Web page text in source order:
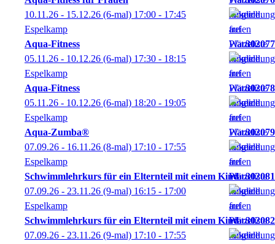
10.11.26 - 15.12.26 (6-mal) 17:00 - 17:45
Espelkamp
Aqua-Fitness
302077
05.11.26 - 10.12.26 (6-mal) 17:30 - 18:15
Espelkamp
Aqua-Fitness
302078
05.11.26 - 10.12.26 (6-mal) 18:20 - 19:05
Espelkamp
Aqua-Zumba®
302079
07.09.26 - 16.11.26 (8-mal) 17:10 - 17:55
Espelkamp
Schwimmlehrkurs für ein Elternteil mit einem Kind
302081
07.09.26 - 23.11.26 (9-mal) 16:15 - 17:00
Espelkamp
Schwimmlehrkurs für ein Elternteil mit einem Kind
302082
07.09.26 - 23.11.26 (9-mal) 17:10 - 17:55